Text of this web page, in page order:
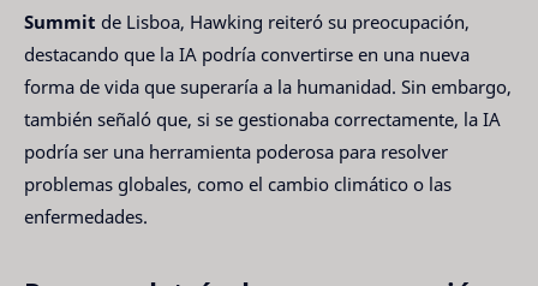
Summit de Lisboa, Hawking reiteró su preocupación,
destacando que la IA podría convertirse en una nueva
forma de vida que superaría a la humanidad. Sin embargo,
también señaló que, si se gestionaba correctamente, la IA
podría ser una herramienta poderosa para resolver
problemas globales, como el cambio climático o las
enfermedades.